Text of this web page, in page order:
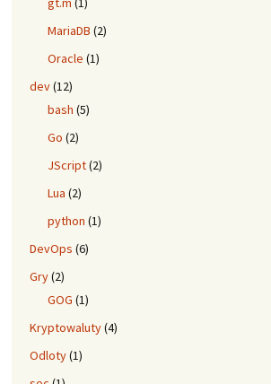
MariaDB (2)
Oracle (1)
dev(12)
bash (5)
Go (2)
JScript(2)
Lua (2)
python (1)
DevOps (6)
Gry(2)
GOG (1)
Kryptowaluty(4)
Odloty(1)